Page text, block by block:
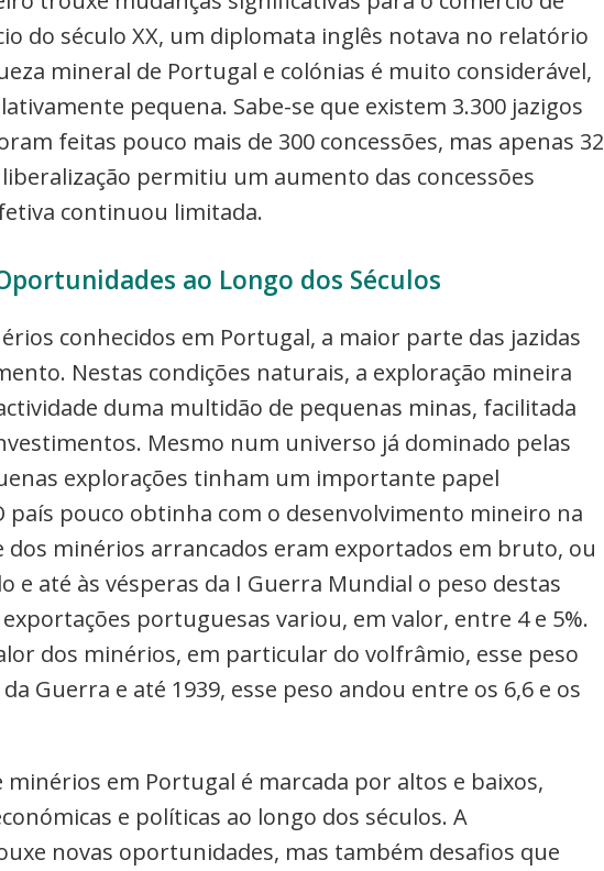
do século XX, um diplomata inglês notava no relatório
mineral de Portugal e colónias é muito considerável,
pequena. Sabe-se que existem 3.300 jazigos
feitas pouco mais de 300 concessões, mas apenas 32
permitiu um aumento das concessões
continuou limitada.
ao Longo dos Séculos
conhecidos em Portugal, a maior parte das jazidas
Nestas condições naturais, a exploração mineira
duma multidão de pequenas minas, facilitada
Mesmo num universo já dominado pelas
explorações tinham um importante papel
país pouco obtinha com o desenvolvimento mineiro na
dos minérios arrancados eram exportados em bruto, ou
e até às vésperas da I Guerra Mundial o peso destas
portuguesas variou, em valor, entre 4 e 5%.
dos minérios, em particular do volfrâmio, esse peso
Guerra e até 1939, esse peso andou entre os 6,6 e os
em Portugal é marcada por altos e baixos,
e políticas ao longo dos séculos. A
novas oportunidades, mas também desafios que